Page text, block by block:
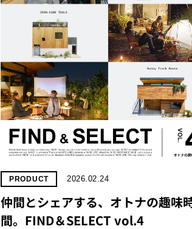
PRODUCT 2026.02.24
仲間とシェアする、オトナの趣味
間。FIND＆SELECT vol.4